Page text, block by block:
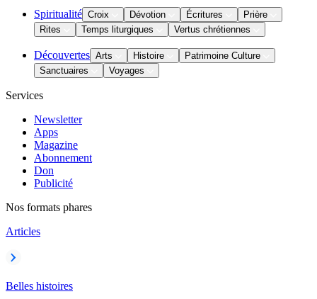
Spiritualité Croix Dévotion Écritures
Prière
Rites
Temps liturgiques Vertus chrétiennes
Découvertes Arts Histoire
Patrimoine Culture
Sanctuaires
Voyages
Services
Newsletter
Apps
Magazine
Abonnement
Don
Publicité
Nos formats phares
Articles
Belles histoires